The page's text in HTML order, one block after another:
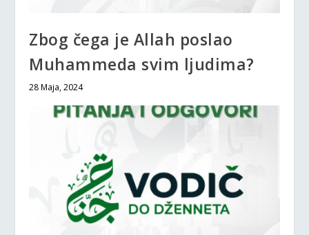
Zbog čega je Allah poslao
Muhammeda svim ljudima?
28 Maja, 2024